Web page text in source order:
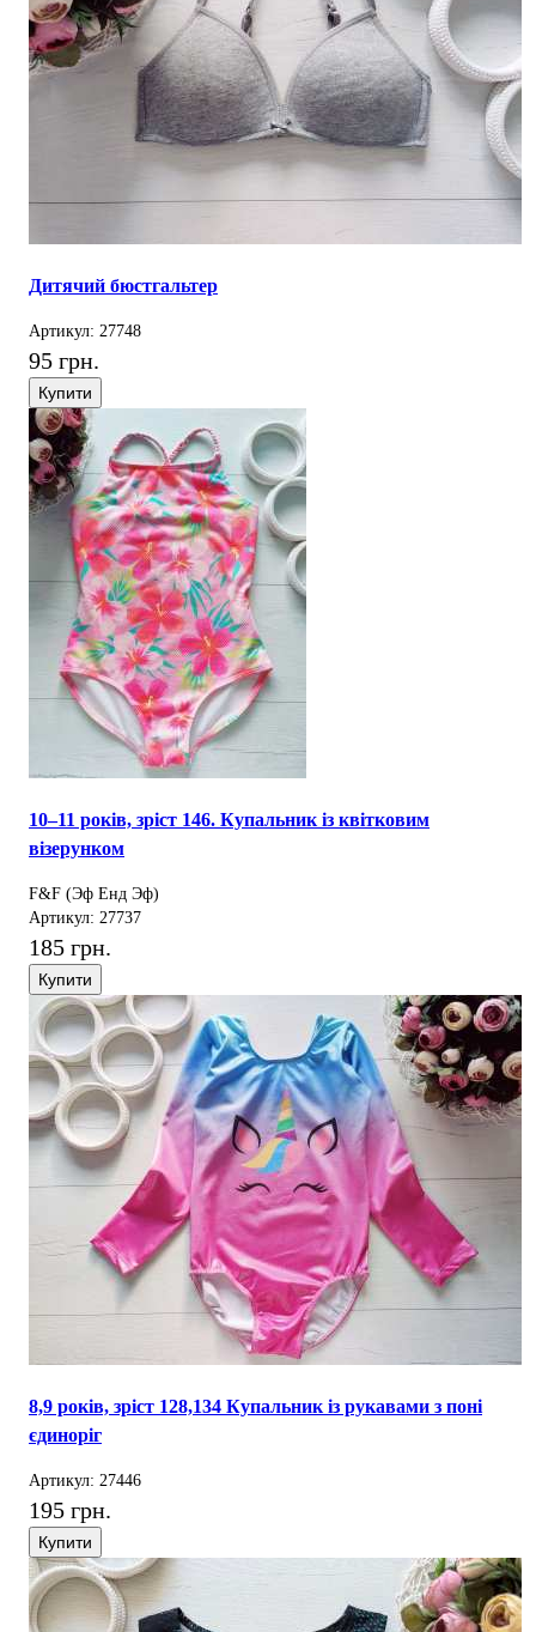
Дитячий бюстгальтер
Артикул: 27748
95 грн.
Купити
10–11 років, зріст 146. Купальник із квітковим
візерунком
F&F (Эф Енд Эф)
Артикул: 27737
185 грн.
Купити
8,9 років, зріст 128,134 Купальник із рукавами з поні
єдиноріг
Артикул: 27446
195 грн.
Купити